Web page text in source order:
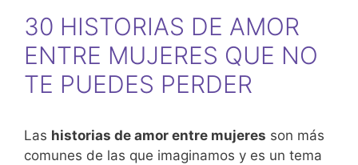
30 HISTORIAS DE AMOR
ENTRE MUJERES QUE NO
TE PUEDES PERDER
Las historias de amor entre mujeres son más
comunes de las que imaginamos y es un tema